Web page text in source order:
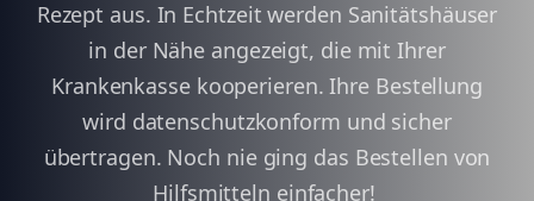
Rezept aus. In Echtzeit werden Sanitätshäuser
in der Nähe angezeigt, die mit Ihrer
Krankenkasse kooperieren. Ihre Bestellung
wird datenschutzkonform und sicher
übertragen. Noch nie ging das Bestellen von
Hilfsmitteln einfacher!